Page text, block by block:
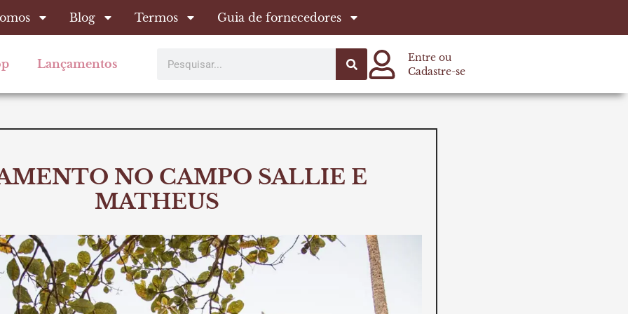
Blog Termos Guia de fornecedores
Lançamentos
Entre ou
Cadastre-se
NO CAMPO SALLIE E
MATHEUS